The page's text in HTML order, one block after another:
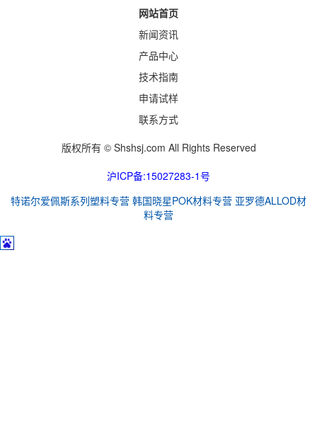
网站首页
新闻资讯
产品中心
技术指南
申请试样
联系方式
版权所有 © Shshsj.com All Rights Reserved
沪ICP备:15027283-1号
特诺尔爱佩斯系列塑料专营 韩国晓星POK材料专营 亚罗德ALLOD材
料专营